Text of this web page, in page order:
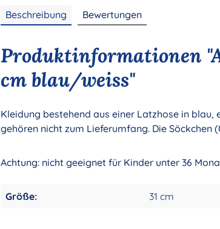
Beschreibung Bewertungen
Produktinformationen
cm blau/weiss"
Kleidung bestehend aus einer Latzhose in blau,
gehören nicht zum Lieferumfang. Die Söckchen
Achtung: nicht geeignet für Kinder unter 36
Größe: 31 cm